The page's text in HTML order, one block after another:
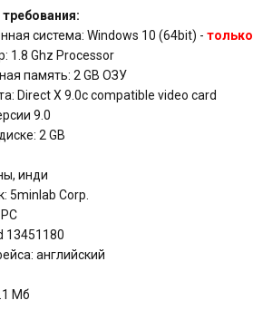
система: Windows 10 (64bit) -
1.8 Ghz Processor
память: 2 GB ОЗУ
Direct X 9.0c compatible video card
9.0
2 GB
инди
5minlab Corp.
13451180
английский
Мб